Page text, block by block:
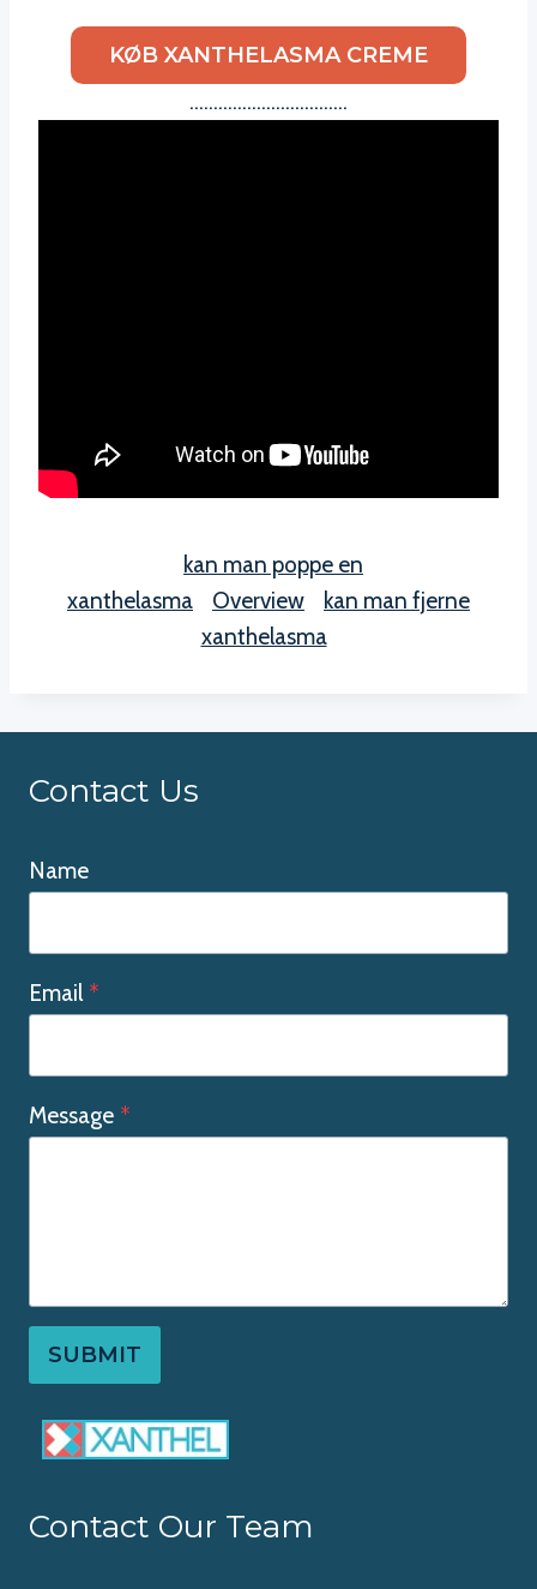
KØB XANTHELASMA CREME
……………………………
kan man poppe en
xanthelasma
Overview
kan man fjerne
xanthelasma
Contact Us
Name
Email *
Message *
SUBMIT
Contact Our Team